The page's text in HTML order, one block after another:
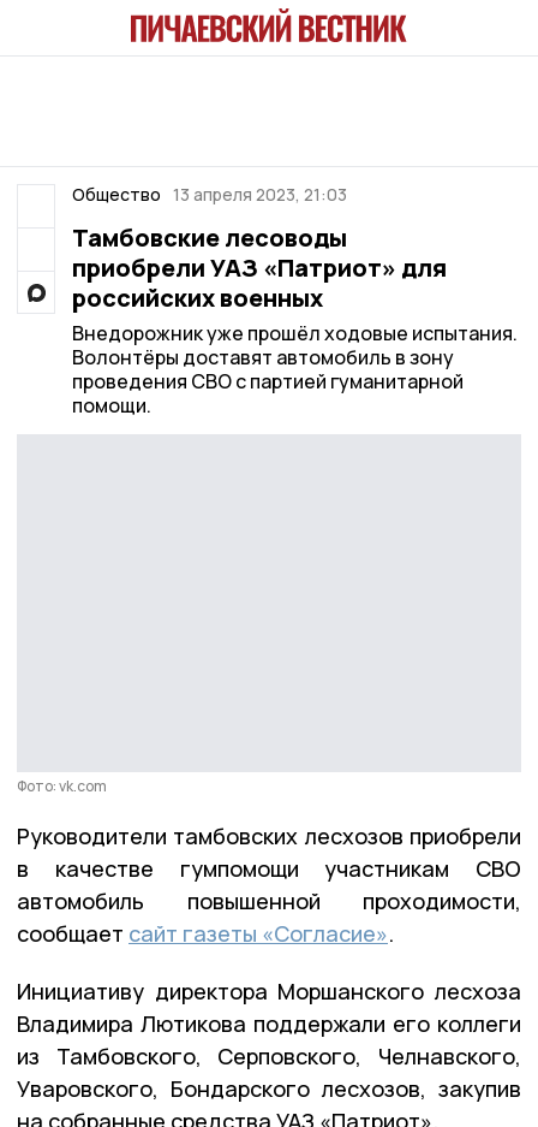
Общество 13 апреля 2023, 21:03
Тамбовские лесоводы
приобрели УАЗ «Патриот» для
российских военных
Внедорожник уже прошёл ходовые испытания.
Волонтёры доставят автомобиль в зону
проведения СВО с партией гуманитарной
помощи.
Фото: vk.com
Руководители тамбовских лесхозов приобрели
в качестве гумпомощи участникам СВО
автомобиль повышенной проходимости,
сообщает сайт газеты «Согласие».
Инициативу директора Моршанского лесхоза
Владимира Лютикова поддержали его коллеги
из Тамбовского, Серповского, Челнавского,
Уваровского, Бондарского лесхозов, закупив
на собранные средства УАЗ «Патриот».